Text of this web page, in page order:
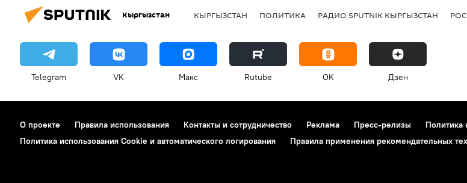
Кыргызстан КЫРГЫЗСТАН ПОЛИТИКА РАДИО SPUTNIK КЫРГЫЗСТАН
Telegram VK Макс Rutube OK Дзен
О проекте Правила использования Контакты и сотрудничество Реклама Пресс-релизы
Политика
Политика использования Cookie и автоматического логирования
Правила применения рекомендательных